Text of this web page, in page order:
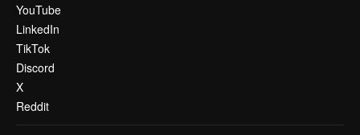
YouTube
LinkedIn
TikTok
Discord
X
Reddit